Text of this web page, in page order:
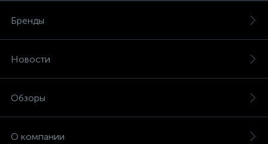
Бренды
Новости
Обзоры
О компании